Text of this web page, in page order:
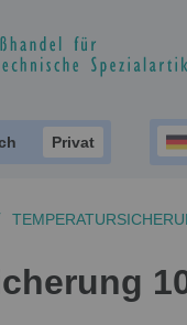
Privat